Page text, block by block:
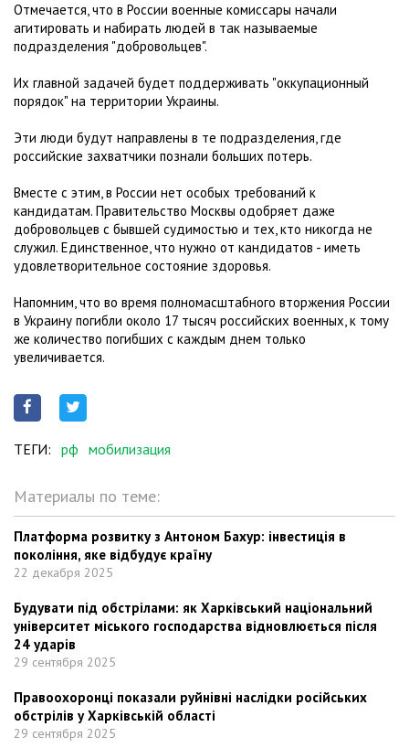
Отмечается, что в России военные комиссары начали
агитировать и набирать людей в так называемые
подразделения "добровольцев".
Их главной задачей будет поддерживать "оккупационный
порядок" на территории Украины.
Эти люди будут направлены в те подразделения, где
российские захватчики познали больших потерь.
Вместе с этим, в России нет особых требований к
кандидатам. Правительство Москвы одобряет даже
добровольцев с бывшей судимостью и тех, кто никогда не
служил. Единственное, что нужно от кандидатов - иметь
удовлетворительное состояние здоровья.
Напомним, что во время полномасштабного вторжения России
в Украину погибли около 17 тысяч российских военных, к тому
же количество погибших с каждым днем только
увеличивается.
ТЕГИ: рф мобилизация
Материалы по теме:
Платформа розвитку з Антоном Бахур: інвестиція в
покоління, яке відбудує країну
22 декабря 2025
Будувати під обстрілами: як Харківський національний
університет міського господарства відновлюється після
24 ударів
29 сентября 2025
Правоохоронці показали руйнівні наслідки російських
обстрілів у Харківській області
29 сентября 2025